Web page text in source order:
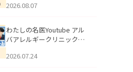
らない理由｜繰り返す人が
説」を公開いたしました。
2026.08.07
わたしの名医Youtube アル
バアレルギークリニック札
える男性へ｜医師が教える
2026.07.24